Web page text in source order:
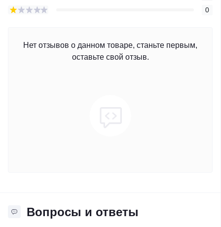
0
Нет отзывов о данном товаре, станьте первым,
оставьте свой отзыв.
Вопросы и ответы